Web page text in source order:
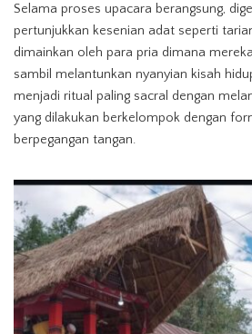
Selama proses upacara berangsung,
pertunjukkan kesenian adat seperti
dimainkan oleh para pria dimana
sambil melantunkan nyanyian kisah
menjadi ritual paling sacral dengan
yang dilakukan berkelompok dengan
berpegangan tangan.